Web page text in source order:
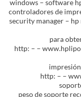
windows – software
controladores de
security manager –
para
http: – –
http: – –
peso de soporte